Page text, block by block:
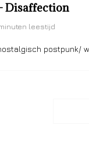
Disaffection
leestijd
postpunk/